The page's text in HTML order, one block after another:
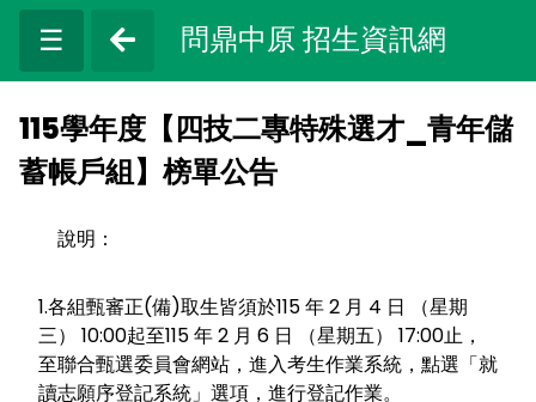
☰ 問鼎中原 招生資訊網
115學年度【四技二專特殊選才_青年儲
蓄帳戶組】榜單公告
說明：
1.各組甄審正(備)取生皆須於115 年 2 月 4 日 （星期
三） 10:00起至115 年 2 月 6 日 （星期五） 17:00止，
至聯合甄選委員會網站，進入考生作業系統，點選「就
讀志願序登記系統」選項，進行登記作業。